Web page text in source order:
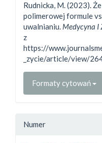
Rudnicka, M. (2023).
polimerowej formule
uwalnianiu. Medycyna I
z
https://
_zycie/article/view/
Formaty cytowań
Numer